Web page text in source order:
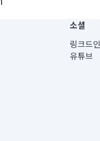
소셜
링크드인
유튜브